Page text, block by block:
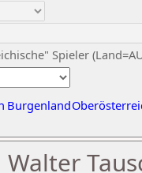
Spieler
Burgenland